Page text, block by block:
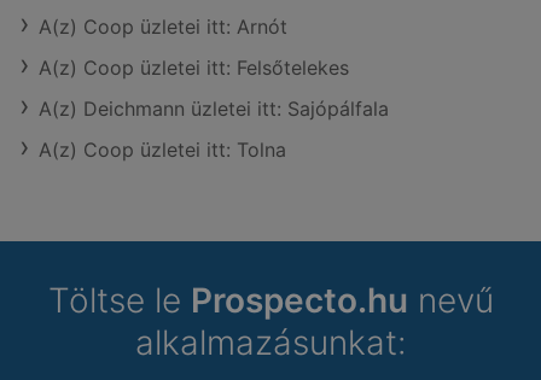
A(z) Coop üzletei itt: Arnót
A(z) Coop üzletei itt: Felsőtelekes
A(z) Deichmann üzletei itt: Sajópálfala
A(z) Coop üzletei itt: Tolna
Töltse le Prospecto.hu nevű
alkalmazásunkat: